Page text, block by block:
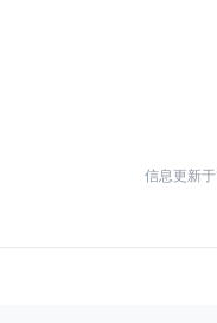
信息更新